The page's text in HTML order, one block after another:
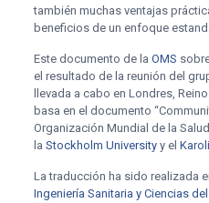
también muchas ventajas
beneficios de un enfoque
Este documento de la OMS
el resultado de la reunión del
llevada a cabo en Londres,
basa en el documento
Organización Mundial de la
la Stockholm Universityy el
La traducción ha sido realizada
Ingeniería Sanitaria y Ciencias